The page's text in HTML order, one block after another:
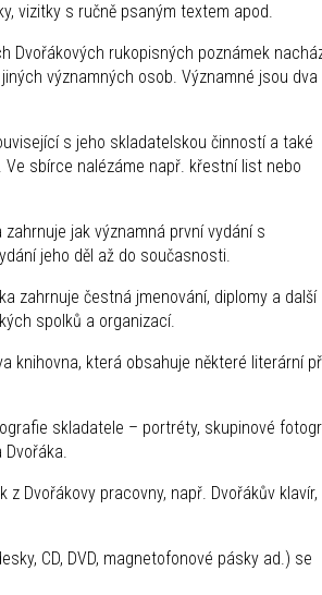
vizitky s ručně psaným textem apod.
Dvořákových rukopisných poznámek
významných osob. Významné jsou dva
s jeho skladatelskou činností a také
sbírce nalézáme např. křestní list nebo
jak významná první vydání s
jeho děl až do současnosti.
zahrnuje čestná jmenování, diplomy a další
spolků a organizací.
knihovna, která obsahuje některé literární
skladatele – portréty, skupinové
Dvořákovy pracovny, např. Dvořákův klavír,
CD, DVD, magnetofonové pásky ad.) se